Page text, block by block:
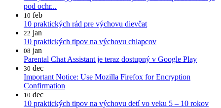
pod ochr...
10 feb
10 praktických rád pre výchovu dievčat
22 jan
10 praktických tipov na výchovu chlapcov
08 jan
Parental Chat Assistant je teraz dostupný v Google Play
30 dec
Important Notice: Use Mozilla Firefox for Encryption
Confirmation
10 dec
10 praktických tipov na výchovu detí vo veku 5 – 10 rokov